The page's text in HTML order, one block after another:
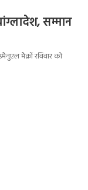
सम्मान
मैक्रों रविवार को